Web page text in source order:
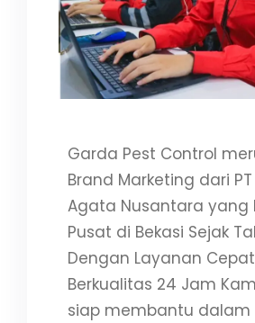
Garda Pest Control
Brand Marketing dari
Agata Nusantara yang
Pusat di Bekasi Sejak
Dengan Layanan Cepat
Berkualitas 24 Jam
siap membantu dalam